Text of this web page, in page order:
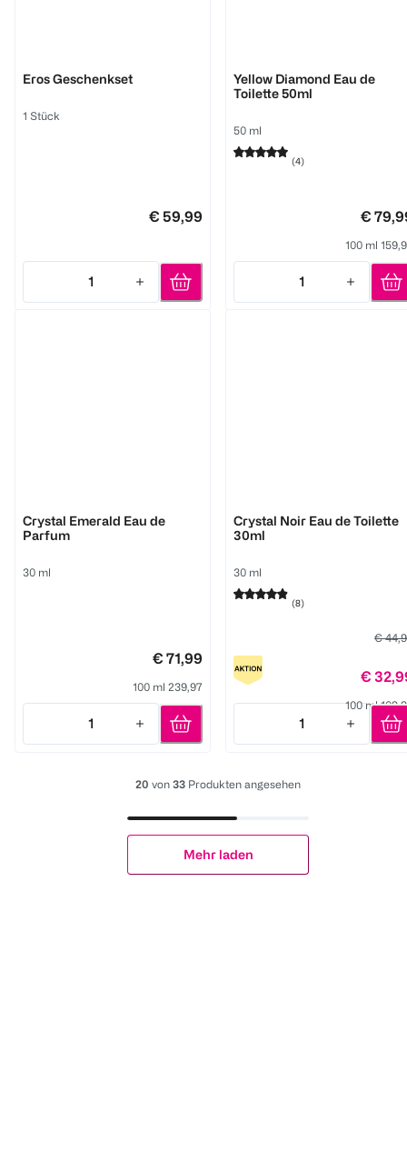
Eros Geschenkset
1 Stück
€ 59,99
1
Quantity: 1
Yellow Diamond Eau de
Toilette 50ml
50 ml
(4)
€
100 ml
1
Quantity: 1
Crystal Emerald Eau de
Parfum
30 ml
€ 71,99
100 ml 239,97
1
Quantity: 1
Crystal Noir Eau de Toilette
30ml
30 ml
(8)
€
€
100 ml
1
Quantity: 1
20 von 33 Produkten angesehen
Mehr laden